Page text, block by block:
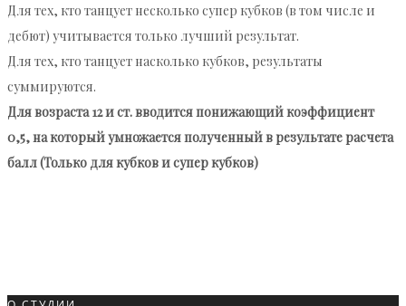
Для тех, кто танцует несколько супер кубков (в том числе и
дебют) учитывается только лучший результат.
Для тех, кто танцует насколько кубков, результаты
суммируются.
Для возраста 12 и ст. вводится понижающий коэффициент
0,5, на который умножается полученный в результате расчета
балл (Только для кубков и супер кубков)